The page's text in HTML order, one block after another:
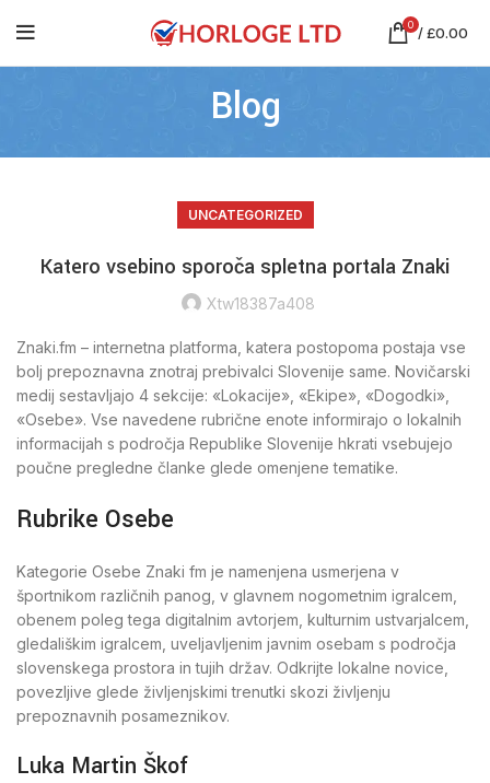
0 /£0.00
Blog
UNCATEGORIZED
Katero vsebino sporoča spletna portala Znaki
Xtw18387a408
Znaki.fm – internetna platforma, katera postopoma postaja vse
bolj prepoznavna znotraj prebivalci Slovenije same. Novičarski
medij sestavljajo 4 sekcije: «Lokacije», «Ekipe», «Dogodki»,
«Osebe». Vse navedene rubrične enote informirajo o lokalnih
informacijah s področja Republike Slovenije hkrati vsebujejo
poučne pregledne članke glede omenjene tematike.
Rubrike Osebe
Kategorie Osebe Znaki fm je namenjena usmerjena v
športnikom različnih panog, v glavnem nogometnim igralcem,
obenem poleg tega digitalnim avtorjem, kulturnim ustvarjalcem,
gledališkim igralcem, uveljavljenim javnim osebam s področja
slovenskega prostora in tujih držav. Odkrijte lokalne novice,
povezljive glede življenjskimi trenutki skozi življenju
prepoznavnih posameznikov.
Luka Martin Škof